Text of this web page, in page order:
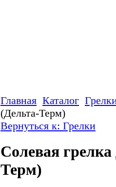
Главная Каталог
(Дельта-Терм)
Вернуться к: Грелки
Солевая
Терм)